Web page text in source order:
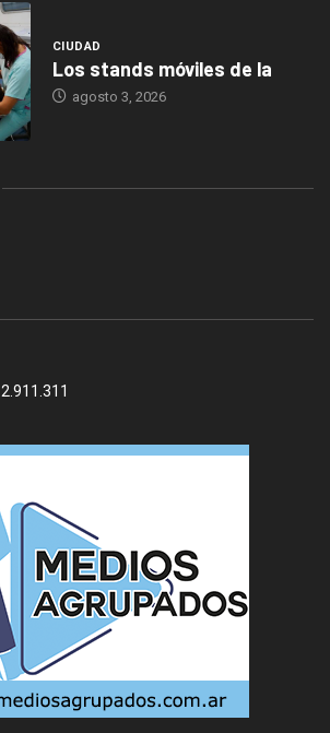
CIUDAD
Los stands móviles de la
agosto 3, 2026
2.911.311